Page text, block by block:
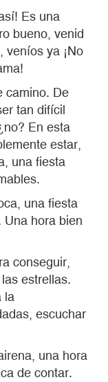
Es una
bueno, venid
veníos ya ¡No
camino. De
tan difícil
En esta
estar,
una fiesta
una fiesta
Una hora bien
conseguir,
estrellas.
la
escuchar
una hora
de contar.